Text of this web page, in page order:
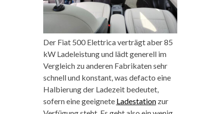
Der Fiat 500 Elettrica verträgt aber 85
kW Ladeleistung und lädt generell im
Vergleich zu anderen Fabrikaten sehr
schnell und konstant, was defacto eine
Halbierung der Ladezeit bedeutet,
sofern eine geeignete Ladestationzur